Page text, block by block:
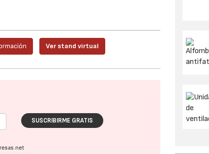
Ver stand virtual
SUSCRIBIRME GRATIS